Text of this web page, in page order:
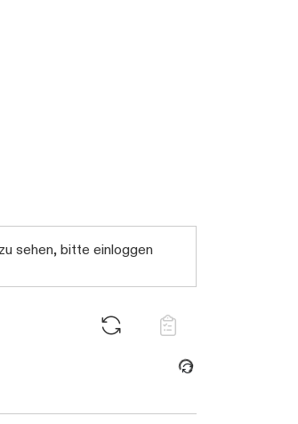
sehen, bitte einloggen
Daten werden